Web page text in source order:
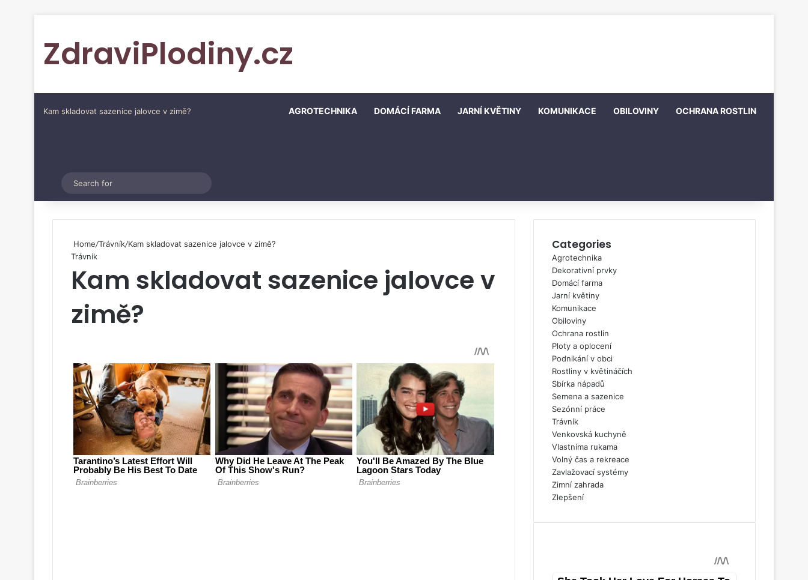
ZdraviPlodiny.cz
Kam skladovat sazenice jalovce v zimě? AGROTECHNIKA DOMÁCÍ FARMA JARNÍ KVĚTINY KOMUNIKACE OBILOVINY OCHRANA ROSTLIN
Switch skin
for
Home/Trávník/Kam skladovat sazenice jalovce v zimě?
Trávník
Kam skladovat sazenice jalovce v
zimě?
Categories
Agrotechnika
Dekorativní prvky
Domácí farma
Jarní květiny
Komunikace
Obiloviny
Ochrana rostlin
Ploty a oplocení
Podnikání v obci
Rostliny v květináčích
Sbírka nápadů
Semena a sazenice
Sezónní práce
Trávník
Venkovská kuchyně
Vlastníma rukama
Volný čas a rekreace
Zavlažovací systémy
Zimní zahrada
Zlepšení